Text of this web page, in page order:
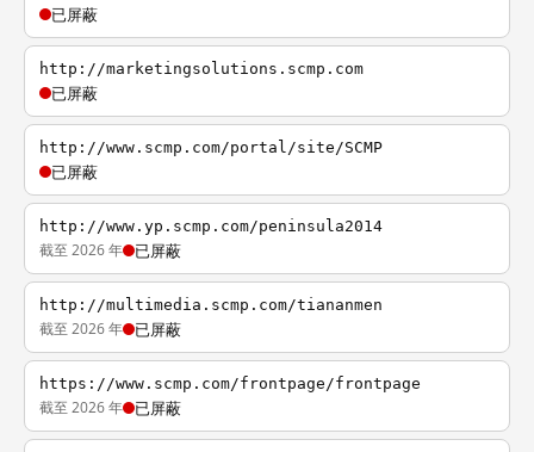
已屏蔽
http://marketingsolutions.scmp.com
已屏蔽
http://www.scmp.com/portal/site/SCMP
已屏蔽
http://www.yp.scmp.com/peninsula2014
截至 2026 年 已屏蔽
http://multimedia.scmp.com/tiananmen
截至 2026 年 已屏蔽
https://www.scmp.com/frontpage/frontpage
截至 2026 年 已屏蔽